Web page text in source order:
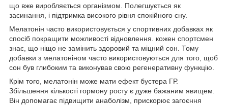
що вже виробляється організмом. Полегшується як
засинання, і підтримка високого рівня спокійного сну.
Мелатонін часто використовується у спортивних добавках як
спосіб покращити можливості відновлення. кожен спортсмен
знає, що ніщо не замінить здоровий та міцний сон. Тому
добавки з мелатоніном часто використовуються для того, щоб
сон був глибоким та виконував свою регенеративну функцію.
Крім того, мелатонін може мати ефект бустера ГР.
Збільшення кількості гормону росту є дуже бажаним явищем.
Він допомагає підвищити анаболізм, прискорює загоєння